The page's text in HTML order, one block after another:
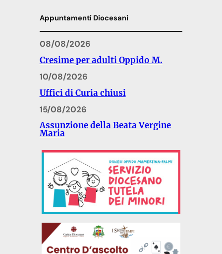
Appuntamenti Diocesani
08/08/2026
Cresime per adulti Oppido M.
10/08/2026
Uffici di Curia chiusi
15/08/2026
Assunzione della Beata Vergine
Maria